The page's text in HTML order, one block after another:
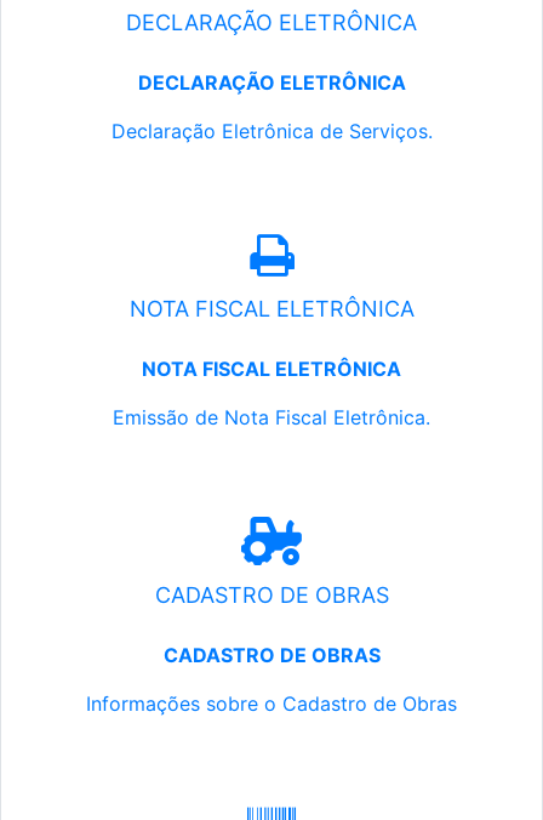
DECLARAÇÃO ELETRÔNICA
DECLARAÇÃO ELETRÔNICA
Declaração Eletrônica de Serviços.
NOTA FISCAL ELETRÔNICA
NOTA FISCAL ELETRÔNICA
Emissão de Nota Fiscal Eletrônica.
CADASTRO DE OBRAS
CADASTRO DE OBRAS
Informações sobre o Cadastro de Obras